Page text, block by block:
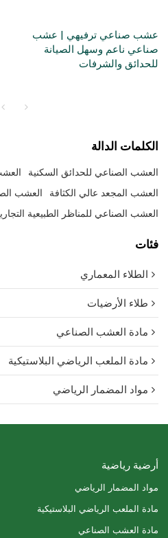
عشب صناعي ترفيهي | عشب
صناعي ناعم وسهل الصيانة
للحدائق والشرفات
الكلمات الدالة
العشب الصناعي للحدائق السكنية
العشب المجعد عالي الكثافة العشب
العشب الصناعي للمناظر الطبيعية
فئات
الطلاء المعماري
طلاء الأرضيات
مادة العشب الصناعي
مادة الملعب الرياضي البلاستيكية
مواد المضمار الرياضي
أرضية رياضية
مواد المضمار الرياضي
مادة الملعب الرياضي البلاستيكية
مادة العشب الصناعي